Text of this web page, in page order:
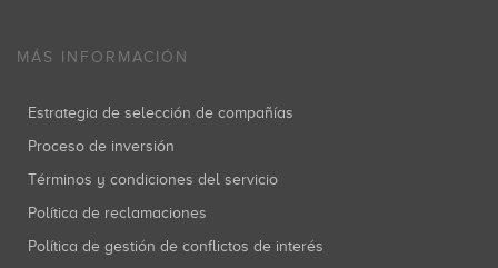
MÁS INFORMACIÓN
Estrategia de selección de compañías
Proceso de inversión
Términos y condiciones del servicio
Política de reclamaciones
Política de gestión de conflictos de interés